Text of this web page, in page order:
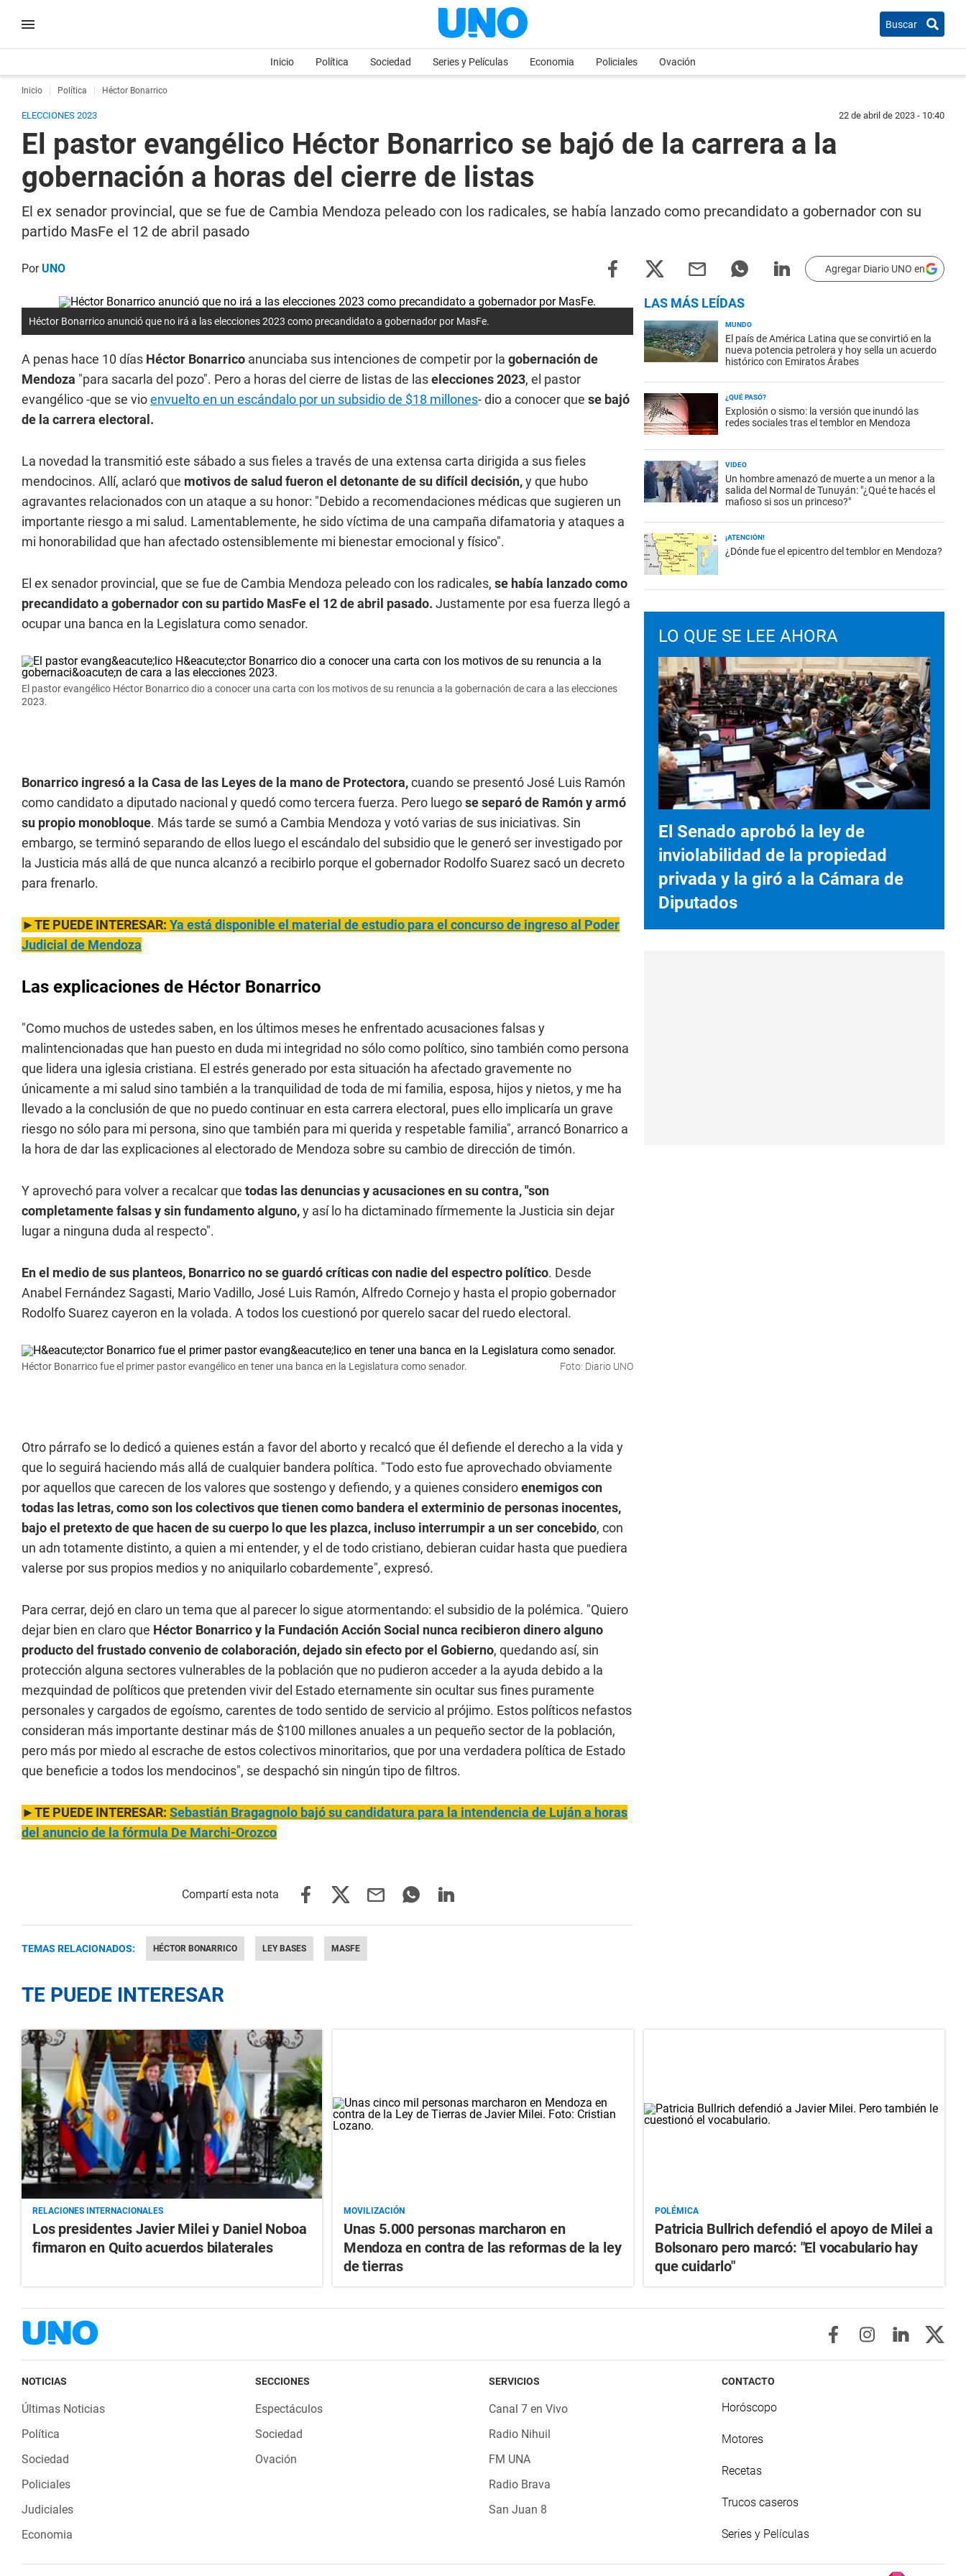
Buscar
Inicio Política Sociedad Series y Películas Economia Policiales Ovación
Inicio Política Héctor Bonarrico
ELECCIONES 2023 22 de abril de 2023 - 10:40
El pastor evangélico Héctor Bonarrico se bajó de la carrera a la
gobernación a horas del cierre de listas
El ex senador provincial, que se fue de Cambia Mendoza peleado con los radicales, se había lanzado como precandidato a gobernador con su
partido MasFe el 12 de abril pasado
PorUNO Agregar Diario UNO en
Héctor Bonarrico anunció que no irá a las elecciones 2023 como precandidato a gobernador por MasFe.
A penas hace 10 días Héctor Bonarrico anunciaba sus intenciones de competir por la gobernación de
Mendoza "para sacarla del pozo". Pero a horas del cierre de listas de laselecciones 2023, el pastor
evangélico -que se vioenvuelto en un escándalo por un subsidio de $18 millones- dio a conocer que se bajó
de la carrera electoral.
La novedad la transmitió este sábado a sus fieles a través de una extensa carta dirigida a sus fieles
mendocinos. Allí, aclaró que motivos de salud fueron el detonante de su difícil decisión,y que hubo
agravantes relacionados con un ataque a su honor: "Debido a recomendaciones médicas que sugieren un
importante riesgo a mi salud. Lamentablemente, he sido víctima de una campaña difamatoria y ataques a
mi honorabilidad que han afectado ostensiblemente mi bienestar emocional y físico".
El ex senador provincial, que se fue de Cambia Mendoza peleado con los radicales, se había lanzado como
precandidato a gobernador con su partido MasFe el 12 de abril pasado. Justamente por esa fuerza llegó a
ocupar una banca en la Legislatura como senador.
El pastor evangélico Héctor Bonarrico dio a conocer una carta con los motivos de su renuncia a la gobernación de cara a las elecciones
2023.
Bonarrico ingresó a la Casa de las Leyes de la mano de Protectora,cuando se presentó José Luis Ramón
como candidato a diputado nacional y quedó como tercera fuerza. Pero luegose separó de Ramón y armó
su propio monobloque. Más tarde se sumó a Cambia Mendoza y votó varias de sus iniciativas. Sin
embargo, se terminó separando de ellos luego el escándalo del subsidio que le generó ser investigado por
la Justicia más allá de que nunca alcanzó a recibirlo porque el gobernador Rodolfo Suarez sacó un decreto
para frenarlo.
►TE PUEDE INTERESAR: Ya está disponible el material de estudio para el concurso de ingreso al Poder
Judicial de Mendoza
Las explicaciones de Héctor Bonarrico
"Como muchos de ustedes saben, en los últimos meses he enfrentado acusaciones falsas y
malintencionadas que han puesto en duda mi integridad no sólo como político, sino también como persona
que lidera una iglesia cristiana. El estrés generado por esta situación ha afectado gravemente no
únicamente a mi salud sino también a la tranquilidad de toda de mi familia, esposa, hijos y nietos, y me ha
llevado a la conclusión de que no puedo continuar en esta carrera electoral, pues ello implicaría un grave
riesgo no sólo para mi persona, sino que también para mi querida y respetable familia", arrancó Bonarrico a
la hora de dar las explicaciones al electorado de Mendoza sobre su cambio de dirección de timón.
Y aprovechó para volver a recalcar que todas las denuncias y acusaciones en su contra, "son
completamente falsas y sin fundamento alguno,y así lo ha dictaminado fírmemente la Justicia sin dejar
lugar a ninguna duda al respecto".
En el medio de sus planteos, Bonarrico no se guardó críticas con nadie del espectro político. Desde
Anabel Fernández Sagasti, Mario Vadillo, José Luis Ramón, Alfredo Cornejo y hasta el propio gobernador
Rodolfo Suarez cayeron en la volada. A todos los cuestionó por querelo sacar del ruedo electoral.
Héctor Bonarrico fue el primer pastor evangélico en tener una banca en la Legislatura como senador. Foto: Diario UNO
Otro párrafo se lo dedicó a quienes están a favor del aborto y recalcó que él defiende el derecho a la vida y
que lo seguirá haciendo más allá de cualquier bandera política. "Todo esto fue aprovechado obviamente
por aquellos que carecen de los valores que sostengo y defiendo, y a quienes consideroenemigos con
todas las letras, como son los colectivos que tienen como bandera el exterminio de personas inocentes,
bajo el pretexto de que hacen de su cuerpo lo que les plazca, incluso interrumpir a un ser concebido, con
un adn totamente distinto, a quien a mi entender, y el de todo cristiano, debieran cuidar hasta que puediera
valerse por sus propios medios y no aniquilarlo cobardemente", expresó.
Para cerrar, dejó en claro un tema que al parecer lo sigue atormentando: el subsidio de la polémica. "Quiero
dejar bien en claro que Héctor Bonarrico y la Fundación Acción Social nunca recibieron dinero alguno
producto del frustado convenio de colaboración, dejado sin efecto por el Gobierno, quedando así, sin
protección alguna sectores vulnerables de la población que no pudieron acceder a la ayuda debido a la
mezquindad de políticos que pretenden vivir del Estado eternamente sin ocultar sus fines puramente
personales y cargados de egoísmo, carentes de todo sentido de servicio al prójimo. Estos políticos nefastos
consideran más importante destinar más de $100 millones anuales a un pequeño sector de la población,
pero más por miedo al escrache de estos colectivos minoritarios, que por una verdadera política de Estado
que beneficie a todos los mendocinos", se despachó sin ningún tipo de filtros.
►TE PUEDE INTERESAR: Sebastián Bragagnolo bajó su candidatura para la intendencia de Luján a horas
del anuncio de la fórmula De Marchi-Orozco
TEMAS RELACIONADOS: HÉCTOR BONARRICO LEY BASES MASFE
LAS MÁS LEÍDAS
MUNDO
El país de América Latina que se convirtió en la
nueva potencia petrolera y hoy sella un acuerdo
histórico con Emiratos Árabes
¿QUÉ PASÓ?
Explosión o sismo: la versión que inundó las
redes sociales tras el temblor en Mendoza
VIDEO
Un hombre amenazó de muerte a un menor a la
salida del Normal de Tunuyán: "¿Qué te hacés el
mafioso si sos un princeso?"
¡ATENCIÓN!
¿Dónde fue el epicentro del temblor en Mendoza?
LO QUE SE LEE AHORA
El Senado aprobó la ley de
inviolabilidad de la propiedad
privada y la giró a la Cámara de
Diputados
TE PUEDE INTERESAR
RELACIONES INTERNACIONALES
Los presidentes Javier Milei y Daniel Noboa
firmaron en Quito acuerdos bilaterales
MOVILIZACIÓN
Unas 5.000 personas marcharon en
Mendoza en contra de las reformas de la ley
de tierras
POLÉMICA
Patricia Bullrich defendió el apoyo de Milei a
Bolsonaro pero marcó: "El vocabulario hay
que cuidarlo"
NOTICIAS
Últimas Noticias
Política
Sociedad
Policiales
Judiciales
Economia
SECCIONES
Espectáculos
Sociedad
Ovación
SERVICIOS
Canal 7 en Vivo
Radio Nihuil
FM UNA
Radio Brava
San Juan 8
CONTACTO
Horóscopo
Motores
Recetas
Trucos caseros
Series y Películas